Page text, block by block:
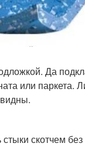
Да
или паркета.
скотчем